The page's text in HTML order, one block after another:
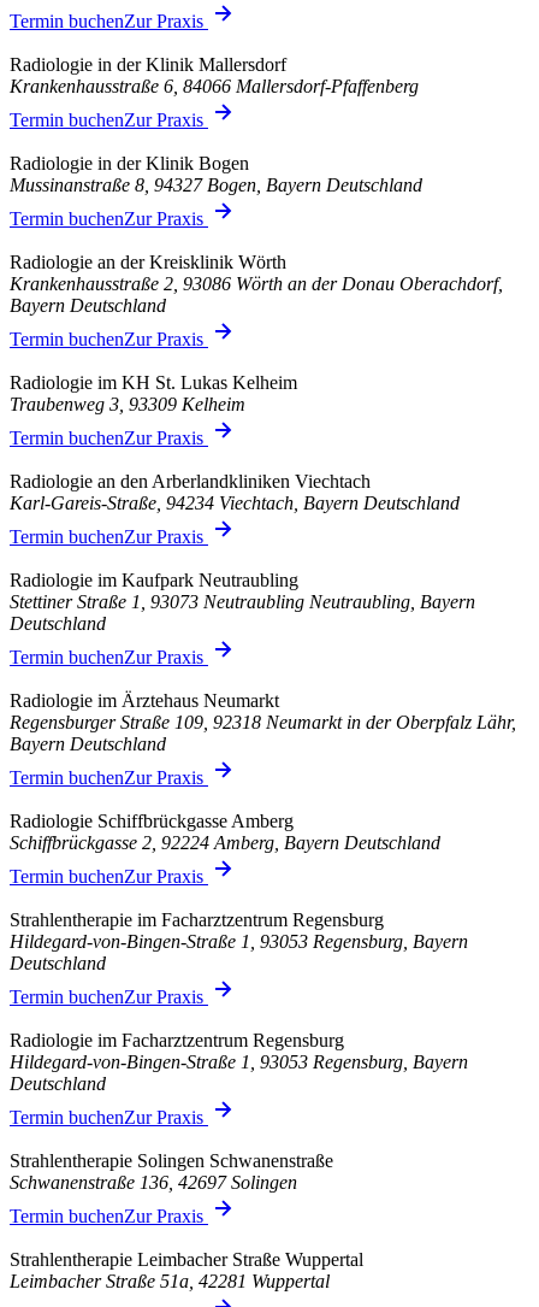
Termin buchenZur Praxis
Radiologie in der Klinik Mallersdorf
Krankenhausstraße 6, 84066 Mallersdorf-Pfaffenberg
Termin buchenZur Praxis
Radiologie in der Klinik Bogen
Mussinanstraße 8, 94327 Bogen, Bayern Deutschland
Termin buchenZur Praxis
Radiologie an der Kreisklinik Wörth
Krankenhausstraße 2, 93086 Wörth an der Donau Oberachdorf,
Bayern Deutschland
Termin buchenZur Praxis
Radiologie im KH St. Lukas Kelheim
Traubenweg 3, 93309 Kelheim
Termin buchenZur Praxis
Radiologie an den Arberlandkliniken Viechtach
Karl-Gareis-Straße, 94234 Viechtach, Bayern Deutschland
Termin buchenZur Praxis
Radiologie im Kaufpark Neutraubling
Stettiner Straße 1, 93073 Neutraubling Neutraubling, Bayern
Deutschland
Termin buchenZur Praxis
Radiologie im Ärztehaus Neumarkt
Regensburger Straße 109, 92318 Neumarkt in der Oberpfalz Lähr,
Bayern Deutschland
Termin buchenZur Praxis
Radiologie Schiffbrückgasse Amberg
Schiffbrückgasse 2, 92224 Amberg, Bayern Deutschland
Termin buchenZur Praxis
Strahlentherapie im Facharztzentrum Regensburg
Hildegard-von-Bingen-Straße 1, 93053 Regensburg, Bayern
Deutschland
Termin buchenZur Praxis
Radiologie im Facharztzentrum Regensburg
Hildegard-von-Bingen-Straße 1, 93053 Regensburg, Bayern
Deutschland
Termin buchenZur Praxis
Strahlentherapie Solingen Schwanenstraße
Schwanenstraße 136, 42697 Solingen
Termin buchenZur Praxis
Strahlentherapie Leimbacher Straße Wuppertal
Leimbacher Straße 51a, 42281 Wuppertal